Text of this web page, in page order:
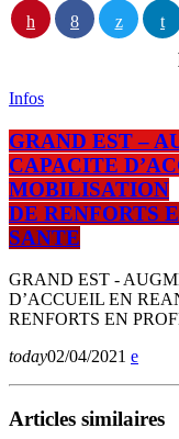
Infos
GRAND EST –
CAPACITE
MOBILISATION
DE RENFORTS
SANTE
GRAND EST -
D’ACCUEIL EN
RENFORTS EN
today02/04/2021
Articles similaires